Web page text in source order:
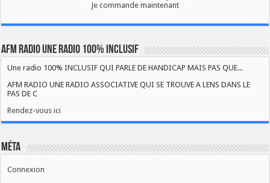
Je commande maintenant
AFM RADIO UNE RADIO 100% INCLUSIF
Une radio 100% INCLUSIF QUI PARLE DE HANDICAP MAIS PAS QUE...
AFM RADIO UNE RADIO ASSOCIATIVE QUI SE TROUVE A LENS DANS LE
PAS DE C
Rendez-vous ici
Méta
Connexion